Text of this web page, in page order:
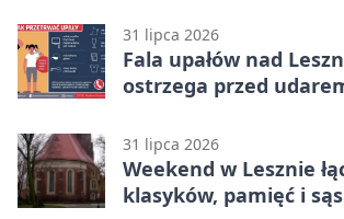
31 lipca 2026
Fala upałów nad
ostrzega przed
31 lipca 2026
Weekend w Lesznie
klasyków, pamięć i